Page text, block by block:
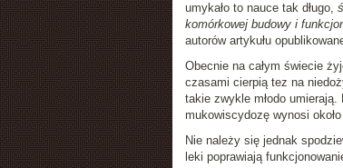
umykało to nauce tak długo,
komórkowej budowy i
autorów artykułu
Obecnie na całym świecie
czasami cierpią tez na
takie zwykle młodo
mukowiscydozę wynosi
Nie należy się jednak
leki poprawiają